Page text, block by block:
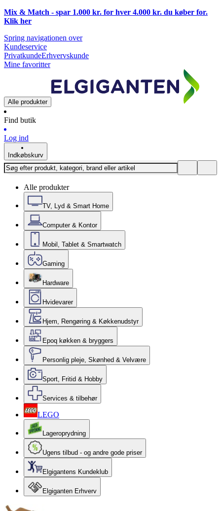
Mix & Match - spar 1.000 kr. for hver 4.000 kr. du køber for.
Klik her
Spring navigationen over
Kundeservice
PrivatkundeErhvervskunde
Mine favoritter
Alle produkter
Find butik
Log ind
Indkøbskurv
Alle produkter
TV, Lyd & Smart Home
Computer & Kontor
Mobil, Tablet & Smartwatch
Gaming
Hardware
Hvidevarer
Hjem, Rengøring & Køkkenudstyr
Epoq køkken & bryggers
Personlig pleje, Skønhed & Velvære
Sport, Fritid & Hobby
Services & tilbehør
LEGO
Lageroprydning
Ugens tilbud - og andre gode priser
Elgigantens Kundeklub
Elgiganten Erhverv